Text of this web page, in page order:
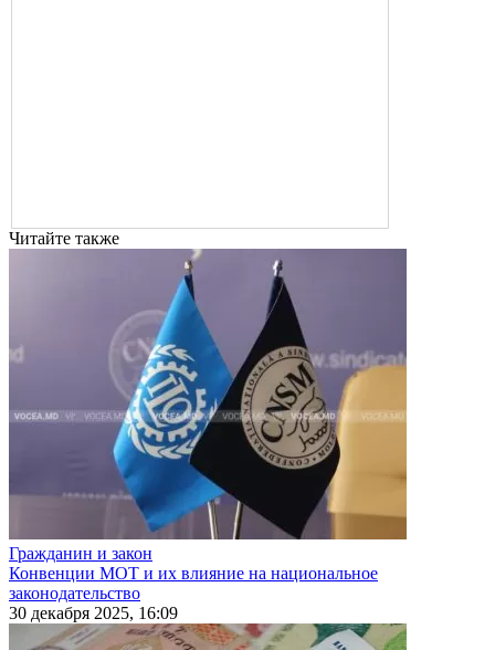
Читайте также
Гражданин и закон
Конвенции МОТ и их влияние на национальное
законодательство
30 декабря 2025, 16:09